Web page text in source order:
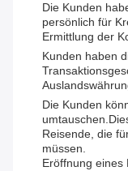
Die Kunden
persönlich für
Ermittlung der
Kunden haben
Die Kunden
Reisende, die
müssen.
Eröffnung eines